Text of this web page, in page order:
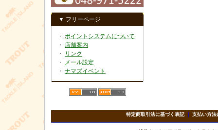
▼ フリーページ
・ ポイントシステムについて
・ 店舗案内
・
リンク
・
メール設定
・ ナマズイベント
特定商取引法に基づく表記｜ 支払い方法